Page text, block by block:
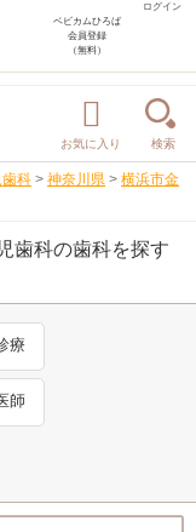
ログイン
ベビカムひろば
会員登録
（無料）
お気に入り 検索
科 > 神奈川県 > 横浜市金
歯科の歯科を探す
療
師